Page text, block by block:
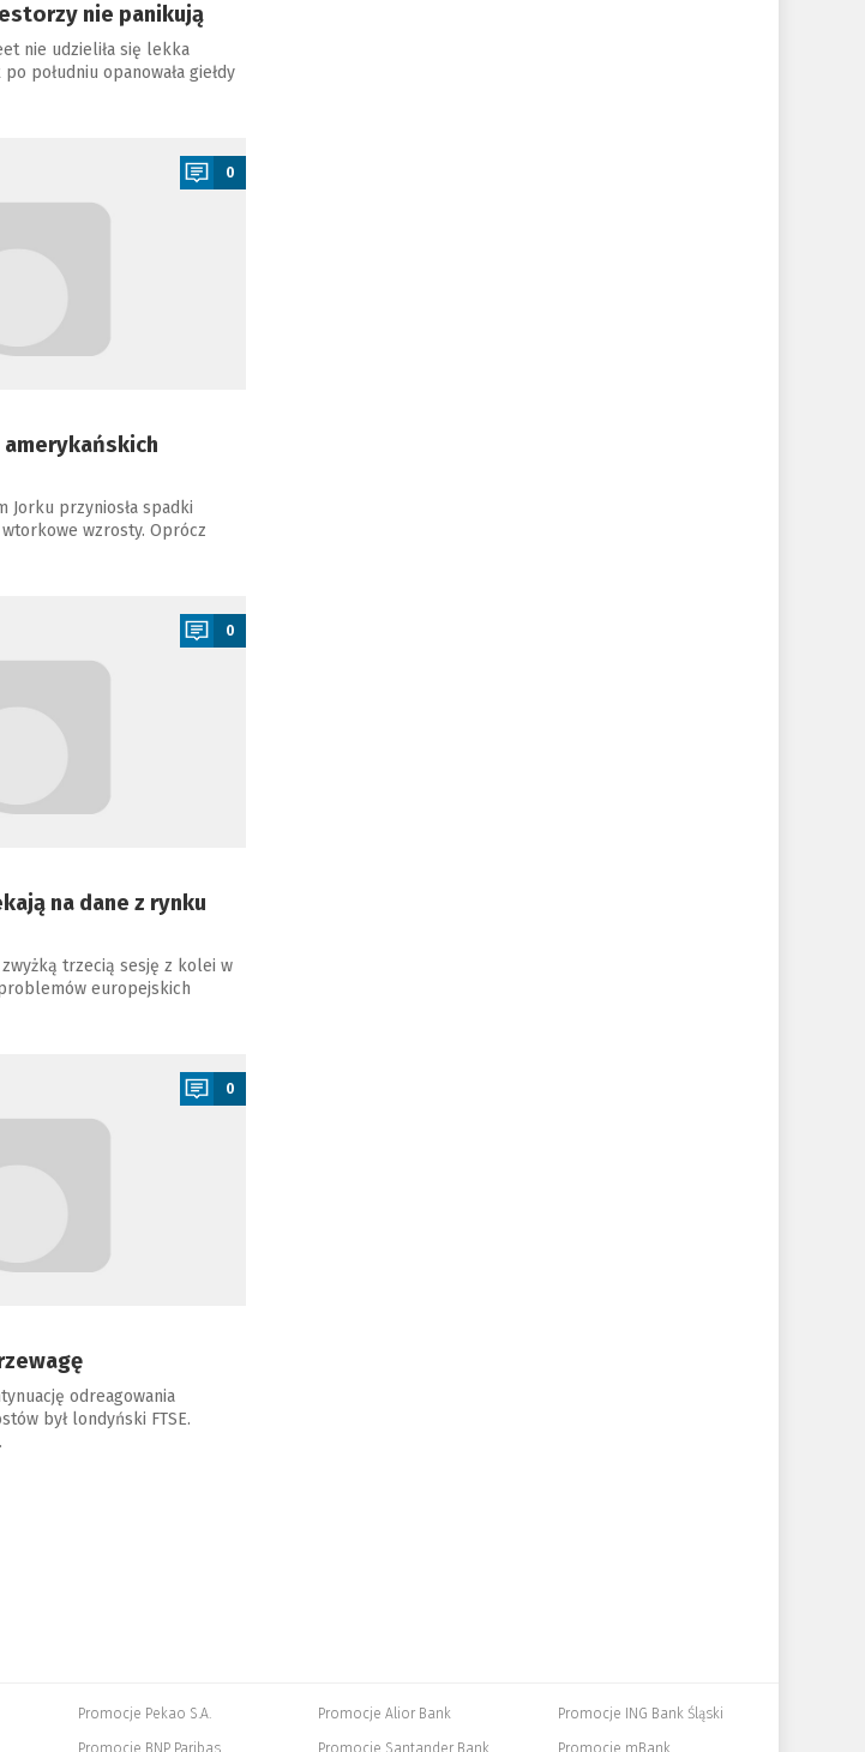
nie panikują
nie udzieliła się lekka
południu opanowała giełdy
0
Jorku przyniosła spadki
wzrosty. Oprócz
0
na dane z rynku
trzecią sesję z kolei w
europejskich
0
odreagowania
był londyński FTSE.
Promocje Pekao S.A.
Promocje BNP Paribas
Promocje Alior Bank
Promocje Santander Bank
Promocje ING Bank Śląski
Promocje mBank